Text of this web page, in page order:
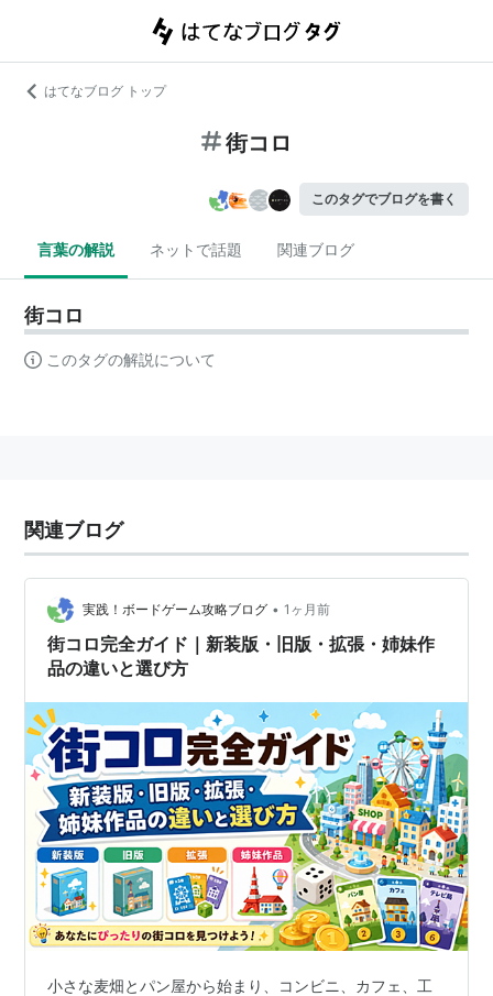
はてなブログ トップ
街コロ
このタグでブログを書く
言葉の解説 ネットで話題 関連ブログ
街コロ
このタグの解説について
関連ブログ
実践！ボードゲーム攻略ブログ • 1ヶ月前
街コロ完全ガイド｜新装版・旧版・拡張・姉妹作
品の違いと選び方
小さな麦畑とパン屋から始まり、コンビニ、カフェ、工